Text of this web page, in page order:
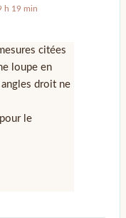
h 19 min
citées
loupe en
droit ne
le